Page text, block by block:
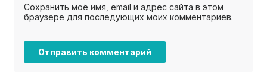
Сохранить моё имя, email и адрес сайта в этом
браузере для последующих моих комментариев.